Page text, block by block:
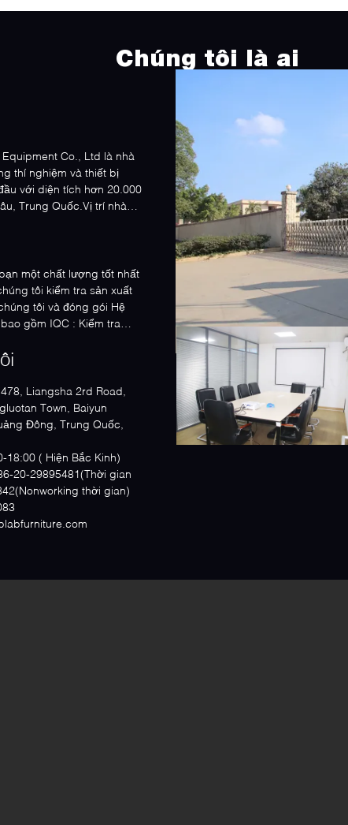
Chúng tôi là ai
Co., Ltd là nhà
thí nghiệm và thiết bị
với diện tích hơn 20.000
Trung Quốc.Vị trí nhà
một chất lượng tốt nhất
tôi kiểm tra sản xuất
tôi và đóng gói Hệ
gồm IQC : Kiểm tra
Liangsha 2rd Road,
Town, Baiyun
Đông, Trung Quốc,
09:00-18:00 ( Hiện Bắc Kinh)
20-29895481(Thời gian
thời gian)